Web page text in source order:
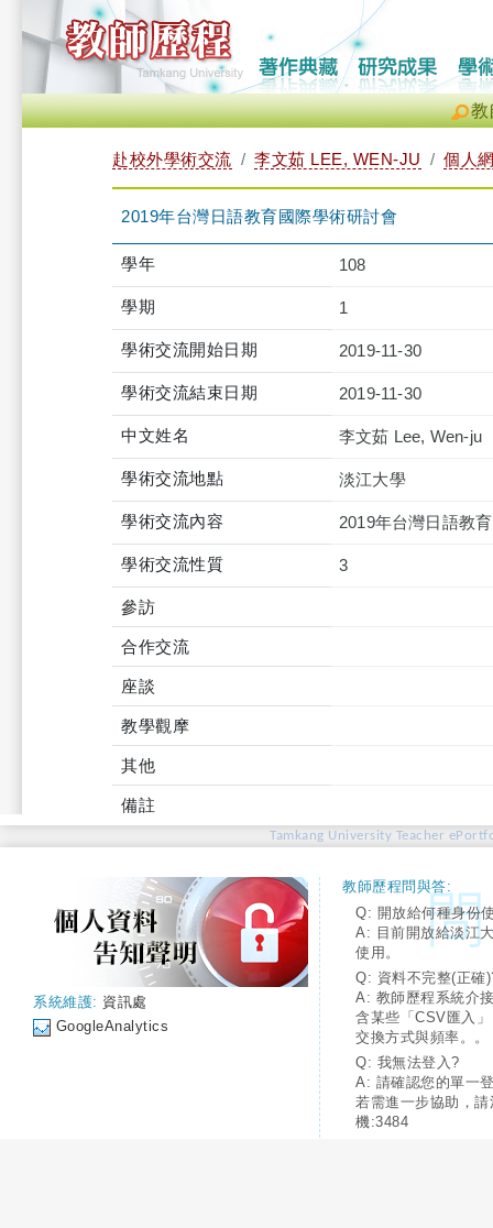
教
赴校外學術交流 李文茹 LEE, WEN-JU 個人
2019年台灣日語教育國際學術研討會
學年 108
學期 1
學術交流開始日期 2019-11-30
學術交流結束日期 2019-11-30
中文姓名 李文茹 Lee, Wen-ju
學術交流地點 淡江大學
學術交流內容 2019年台灣日語教
學術交流性質 3
參訪
合作交流
座談
教學觀摩
其他
備註
Tamkang University Teacher
系統維護: 資訊處
GoogleAnalytics
教師歷程問與答:
Q: 開放給何種身份
A: 目前開放給淡江
使用。
Q: 資料不完整(正確
A: 教師歷程系統介
含某些「CSV匯入
交換方式與頻率。。
Q: 我無法登入?
A: 請確認您的單一
若需進一步協助，
機:3484